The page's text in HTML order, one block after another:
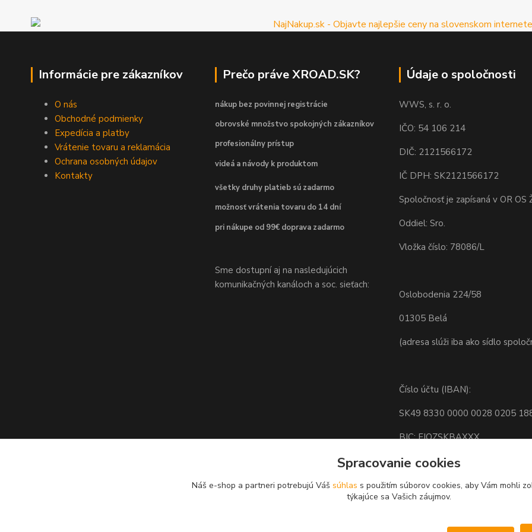
Informácie pre zákazníkov
O nás
Obchodné podmienky
Expedícia a platby
Vrátenie tovaru a reklamácia
Ochrana osobných údajov
Kontakty
Prečo práve XROAD.SK?
nákup bez povinnej registrácie
obrovské množstvo spokojných zákazníkov
profesionálny prístup
videá a návody k produktom
všetky druhy platieb sú zadarmo
možnosť vrátenia tovaru do 14 dní
pri nákupe od 99€ doprava zadarmo
Sme dostupní aj na nasledujúcich
komunikačných kanáloch a soc. sieťach:
Údaje o spoločnosti
WWS, s. r. o.
IČO: 54 106 214
DIČ: 2121566172
IČ DPH: SK2121566172
Spoločnosť je zapísaná v OR OS
Oddiel: Sro.
Vložka číslo: 78086/L
Oslobodenia 224/58
01305 Belá
(adresa slúži iba ako sídlo
Číslo účtu (IBAN):
SK49 8330 0000 0028 0205
BIC: FIOZSKBAXXX
Spracovanie cookies
Náš e-shop a partneri potrebujú Váš súhlas s použitím súborov cookies, aby Vám mohli
týkajúce sa Vašich záujmov.